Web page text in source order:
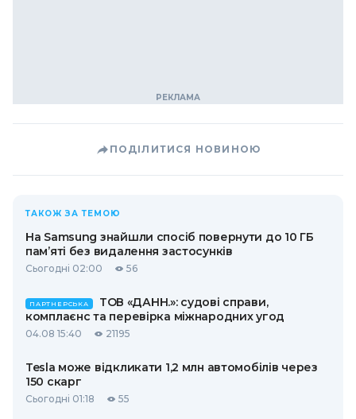
ПОДІЛИТИСЯ НОВИНОЮ
ТАКОЖ ЗА ТЕМОЮ
На Samsung знайшли спосіб повернути до 10 ГБ
пам’яті без видалення застосунків
Сьогодні 02:00 56
ПАРТНЕРСЬКА
ТОВ «ДАНН.»: судові справи,
комплаєнс та перевірка міжнародних угод
04.08 15:40 21195
Tesla може відкликати 1,2 млн автомобілів через
150 скарг
Сьогодні 01:18 55